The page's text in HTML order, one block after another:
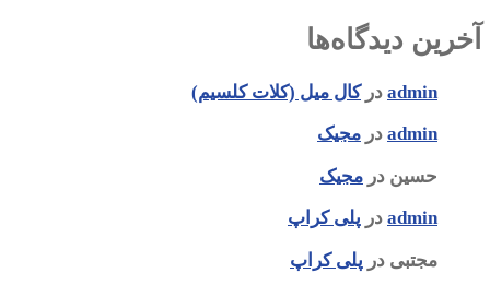
آخرین دیدگاه‌ها
admin درکال میل (کلات کلسیم)
admin در مجیک
حسین در مجیک
admin در پلی کراپ
مجتبی در پلی کراپ